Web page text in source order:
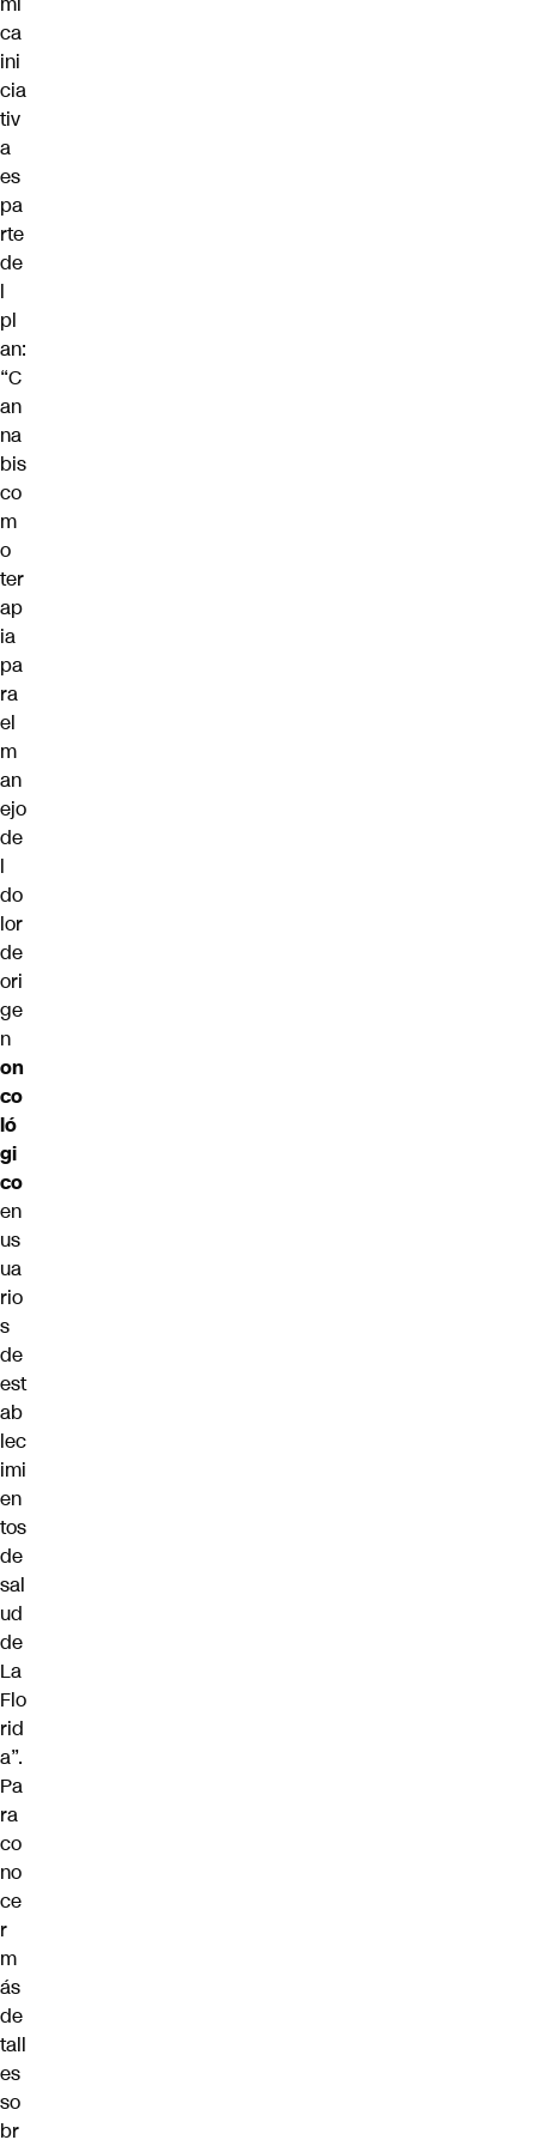
ca
ini
cia
tiv
a
es
pa
rte
de
l
pl
an:
“C
an
na
bis
co
m
o
ter
ap
ia
pa
ra
el
m
an
ejo
de
l
do
lor
de
ori
ge
n
on
co
ló
gi
co
en
us
ua
rio
s
de
est
ab
lec
imi
en
tos
de
sal
ud
de
La
Flo
rid
a”.
Pa
ra
co
no
ce
r
m
ás
de
tall
es
so
br